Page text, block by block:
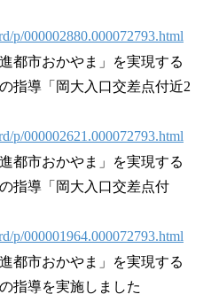
p/000002880.000072793.html
都市おかやま」を実現する
指導「岡大入口交差点付近2
p/000002621.000072793.html
都市おかやま」を実現する
指導「岡大入口交差点付
p/000001964.000072793.html
都市おかやま」を実現する
指導を実施しました